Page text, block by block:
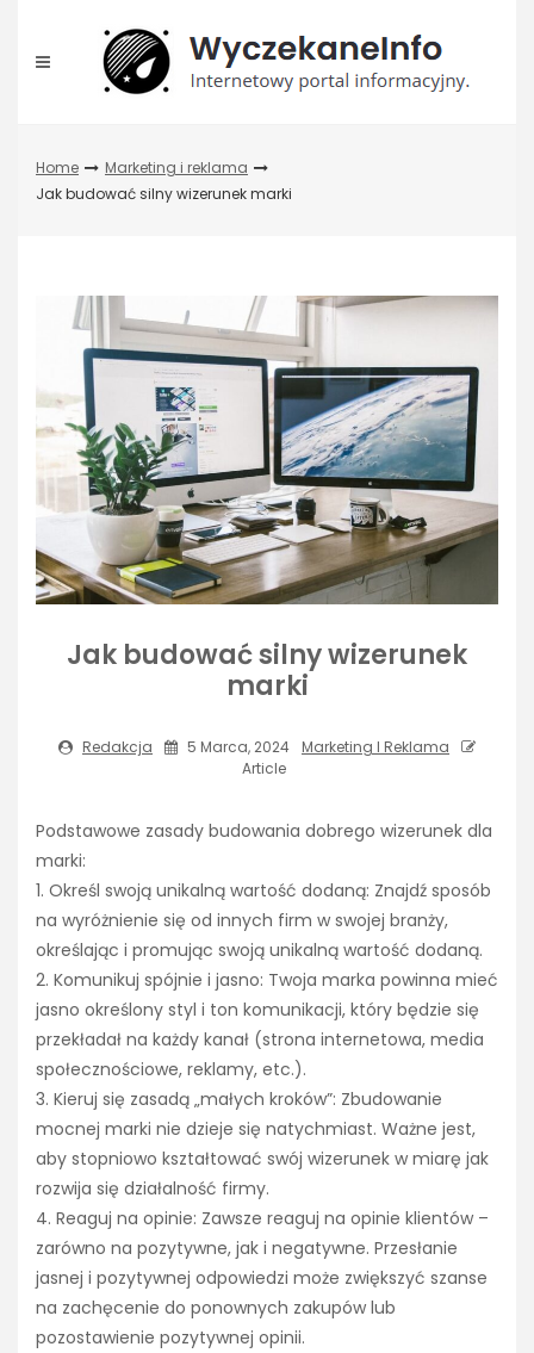
content
Home
Marketing i reklama
Jak budować silny wizerunek marki
Jak budować silny wizerunek
marki
Redakcja 5 Marca, 2024
Marketing I Reklama
Article
Podstawowe zasady budowania dobrego wizerunek dla
marki:
1. Określ swoją unikalną wartość dodaną: Znajdź sposób
na wyróżnienie się od innych firm w swojej branży,
określając i promując swoją unikalną wartość dodaną.
2. Komunikuj spójnie i jasno: Twoja marka powinna mieć
jasno określony styl i ton komunikacji, który będzie się
przekładał na każdy kanał (strona internetowa, media
społecznościowe, reklamy, etc.).
3. Kieruj się zasadą „małych kroków”: Zbudowanie
mocnej marki nie dzieje się natychmiast. Ważne jest,
aby stopniowo kształtować swój wizerunek w miarę jak
rozwija się działalność firmy.
4. Reaguj na opinie: Zawsze reaguj na opinie klientów –
zarówno na pozytywne, jak i negatywne. Przesłanie
jasnej i pozytywnej odpowiedzi może zwiększyć szanse
na zachęcenie do ponownych zakupów lub
pozostawienie pozytywnej opinii.